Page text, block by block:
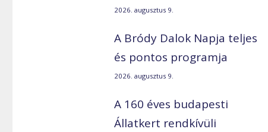
2026. augusztus 9.
A Bródy Dalok Napja teljes
és pontos programja
2026. augusztus 9.
A 160 éves budapesti
Állatkert rendkívüli